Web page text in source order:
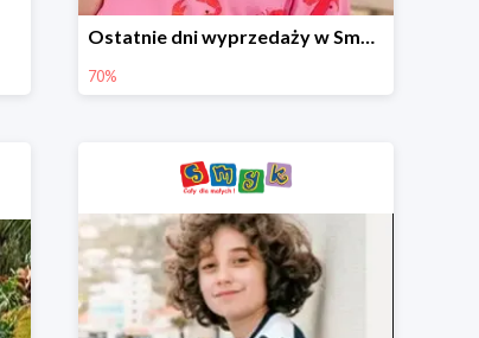
Ostatnie dni wyprzedaży w Smyku - ubrania i buty do -70%
70%